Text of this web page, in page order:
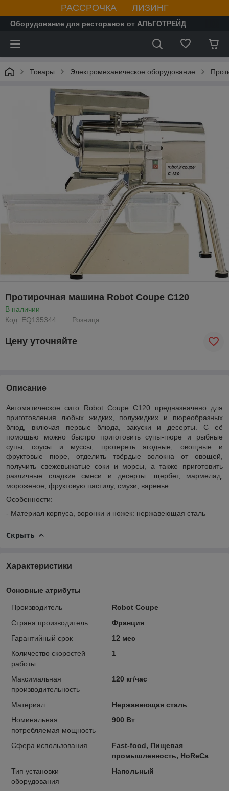
РАССРОЧКА ЛИЗИНГ
Оборудование для ресторанов от АЛЬГОТРЕЙД
Товары Электромеханическое оборудование
Протирочная машина Robot Coupe C120
В наличии
Код: EQ135344
Розница
Цену уточняйте
Описание
Автоматическое сито Robot Coupe С120 предназначено для
приготовления любых жидких, полужидких и пюреобразных
блюд, включая первые блюда, закуски и десерты. С её
помощью можно быстро приготовить супы-пюре и рыбные
супы, соусы и муссы, протереть ягодные, овощные и
фруктовые пюре, отделить твёрдые волокна от овощей,
получить свежевыжатые соки и морсы, а также приготовить
различные сладкие смеси и десерты: щербет, мармелад,
мороженое, фруктовую пастилу, смузи, варенье.
Особенности:
- Материал корпуса, воронки и ножек: нержавеющая сталь
Скрыть
Характеристики
Основные атрибуты
Производитель
Robot Coupe
Страна производитель
Франция
Гарантийный срок
12 мес
Количество скоростей
работы
1
Максимальная
производительность
120 кг/час
Материал
Нержавеющая сталь
Номинальная
потребляемая мощность
900 Вт
Сфера использования
Fast-food, Пищевая
промышленность, HoReCa
Тип установки
оборудования
Напольный